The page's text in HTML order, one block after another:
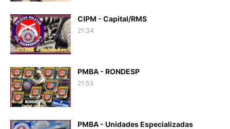
CIPM - Capital/RMS
21:34
PMBA - RONDESP
21:53
PMBA - Unidades Especializadas